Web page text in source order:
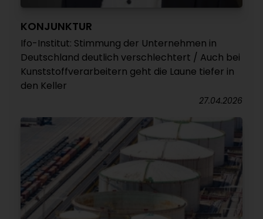
KONJUNKTUR
Ifo-Institut: Stimmung der Unternehmen in
Deutschland deutlich verschlechtert / Auch bei
Kunststoffverarbeitern geht die Laune tiefer in
den Keller
27.04.2026